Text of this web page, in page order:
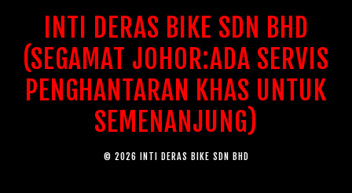
INTI DERAS BIKE SDN BHD
(SEGAMAT JOHOR:ADA SERVIS
PENGHANTARAN KHAS UNTUK
SEMENANJUNG)
© 2026 INTI DERAS BIKE SDN BHD